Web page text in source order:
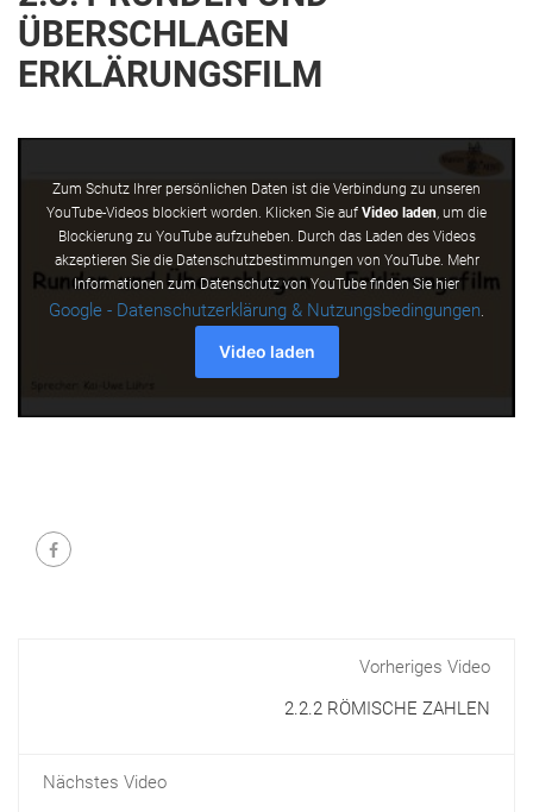
ÜBERSCHLAGEN
ERKLÄRUNGSFILM
Zum Schutz Ihrer persönlichen Daten ist die Verbindung zu unseren
YouTube-Videos blockiert worden. Klicken Sie auf Video laden, um die
Blockierung zu YouTube aufzuheben. Durch das Laden des Videos
akzeptieren Sie die Datenschutzbestimmungen von YouTube. Mehr
Informationen zum Datenschutz von YouTube finden Sie hier
Google - Datenschutzerklärung & Nutzungsbedingungen.
Video laden
Vorheriges Video
2.2.2 RÖMISCHE ZAHLEN
Nächstes Video